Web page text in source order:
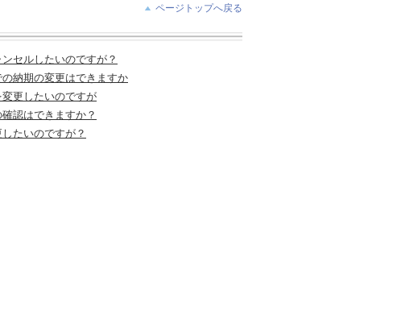
ページトップへ戻る
セルしたいのですが？
納期の変更はできますか
変更したいのですが
認はできますか？
たいのですが？